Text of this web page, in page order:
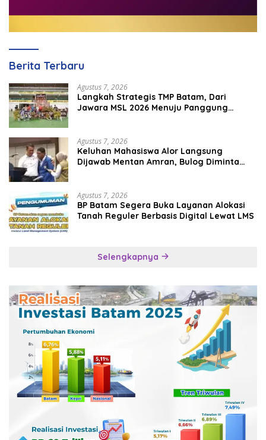
Berita Terbaru
Agustus 7, 2026
Langkah Strategis TMP Batam, Dari
Jawara MSL 2026 Menuju Panggung
Agustus 7, 2026
Keluhan Mahasiswa Alor Langsung
Dijawab Mentan Amran, Bulog Diminta
Agustus 7, 2026
BP Batam Segera Buka Layanan Alokasi
Tanah Reguler Berbasis Digital Lewat LMS
Selengkapnya